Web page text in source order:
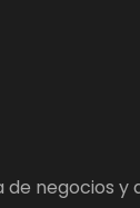
negocios